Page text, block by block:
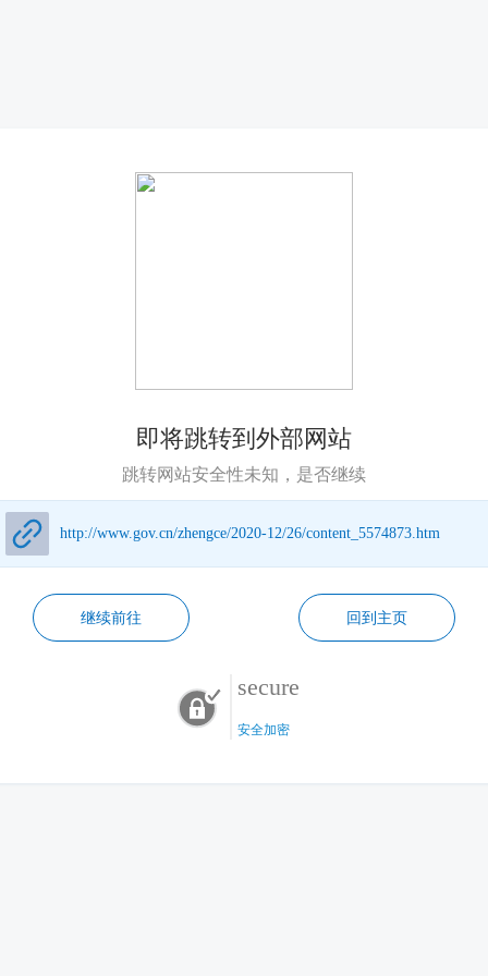
即将跳转到外部网站
跳转网站安全性未知，是否继续
http://www.gov.cn/zhengce/2020-12/26/content_5574873.htm
继续前往 回到主页
secure
安全加密